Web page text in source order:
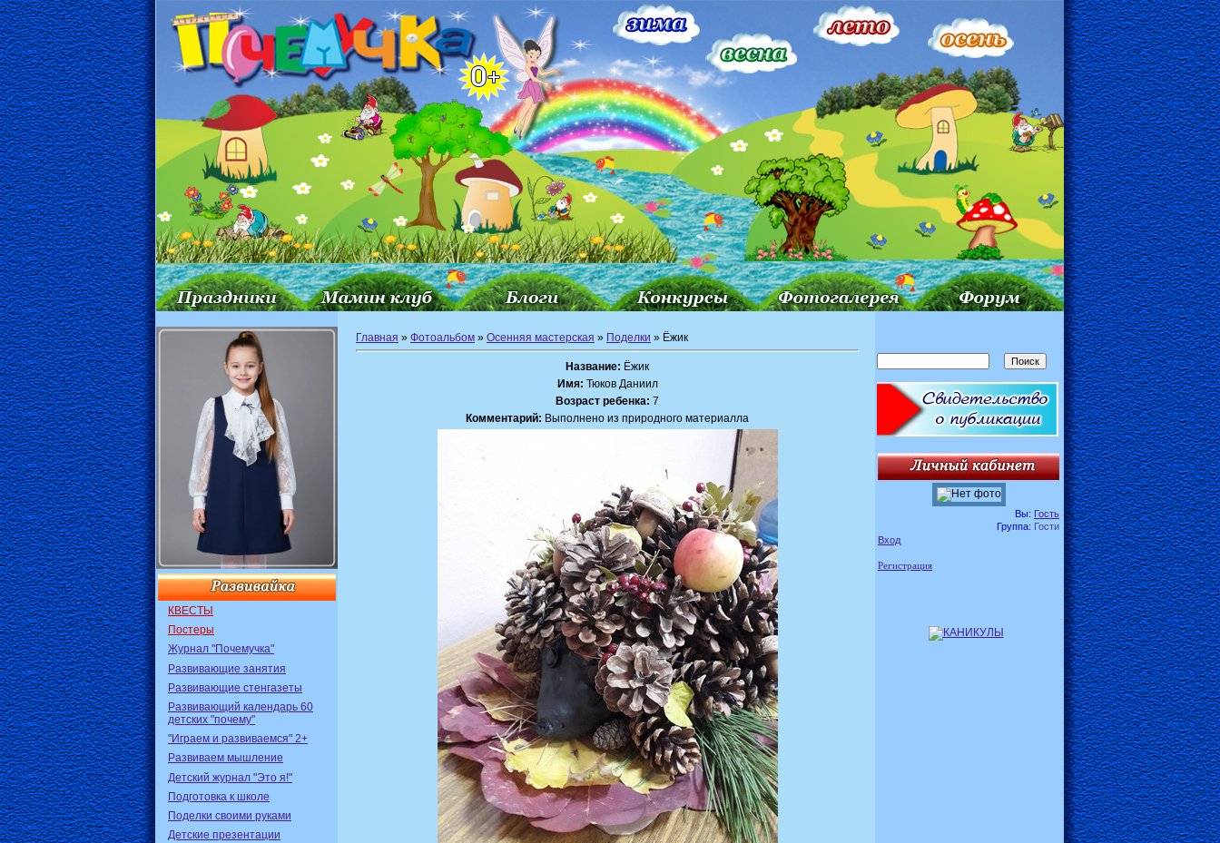
КВЕСТЫ
Постеры
Журнал "Почемучка"
Развивающие занятия
Развивающие стенгазеты
Развивающий календарь 60
детских "почему"
"Играем и развиваемся" 2+
Развиваем мышление
Детский журнал "Это я!"
Подготовка к школе
Поделки своими руками
Детские презентации
Главная » Фотоальбом » Осенняя мастерская » Поделки » Ёжик
Название: Ёжик
Имя: Тюков Даниил
Возраст ребенка: 7
Комментарий: Выполнено из природного материалла
Вы: Гость
Группа: Гости
Вход
Регистрация